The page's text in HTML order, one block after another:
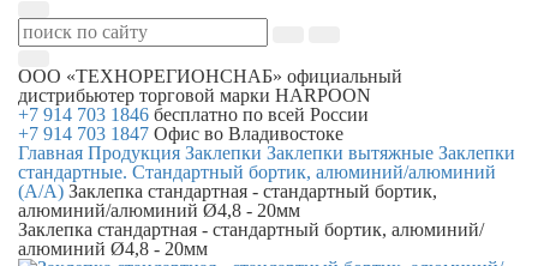
ООО «ТЕХНОРЕГИОНСНАБ» официальный
дистрибьютер торговой марки HARPOON
+7 914 703 1846 бесплатно по всей России
+7 914 703 1847 Офис во Владивостоке
Главная Продукция Заклепки Заклепки вытяжные Заклепки
стандартные. Стандартный бортик, алюминий/алюминий
(А/А) Заклепка стандартная - стандартный бортик,
алюминий/алюминий Ø4,8 - 20мм
Заклепка стандартная - стандартный бортик, алюминий/
алюминий Ø4,8 - 20мм